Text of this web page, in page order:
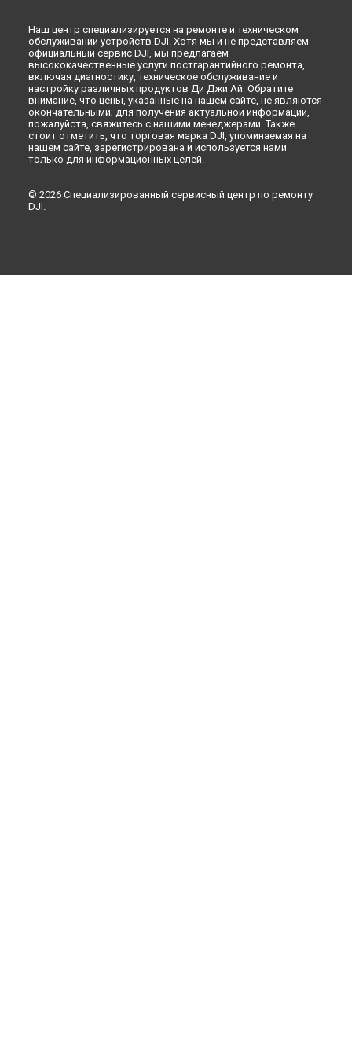
Наш центр специализируется на ремонте и техническом
обслуживании устройств DJI. Хотя мы и не представляем
официальный сервис DJI, мы предлагаем
высококачественные услуги постгарантийного ремонта,
включая диагностику, техническое обслуживание и
настройку различных продуктов Ди Джи Ай. Обратите
внимание, что цены, указанные на нашем сайте, не являются
окончательными; для получения актуальной информации,
пожалуйста, свяжитесь с нашими менеджерами. Также
стоит отметить, что торговая марка DJI, упоминаемая на
нашем сайте, зарегистрирована и используется нами
только для информационных целей.
© 2026 Специализированный сервисный центр по ремонту
DJI.